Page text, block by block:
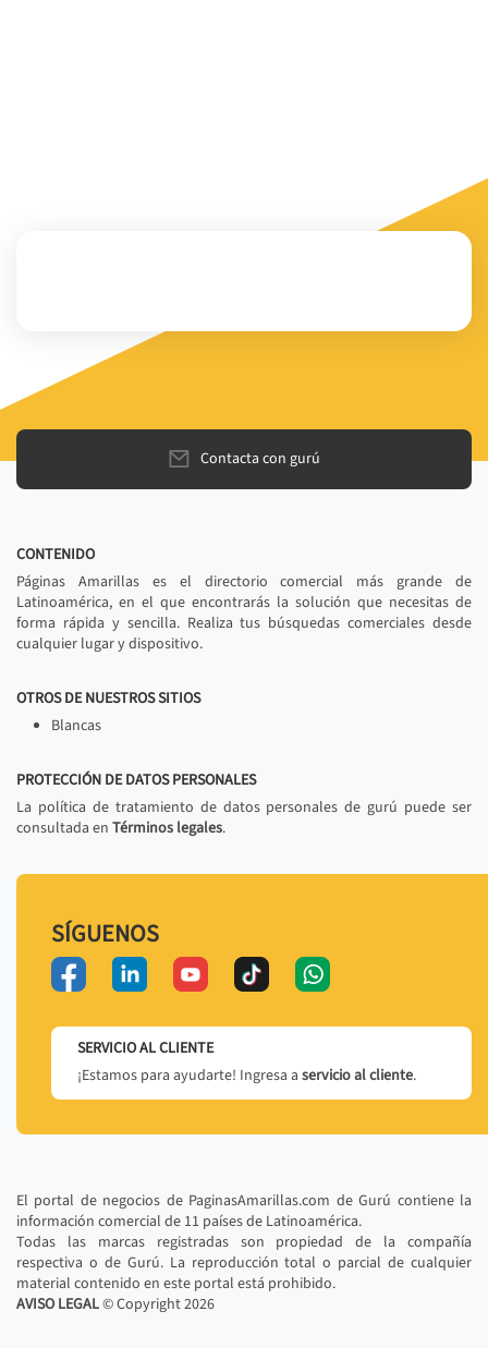
Contacta con gurú
CONTENIDO
Páginas Amarillas es el directorio comercial más grande de
Latinoamérica, en el que encontrarás la solución que necesitas de
forma rápida y sencilla. Realiza tus búsquedas comerciales desde
cualquier lugar y dispositivo.
OTROS DE NUESTROS SITIOS
Blancas
PROTECCIÓN DE DATOS PERSONALES
La política de tratamiento de datos personales de gurú puede ser
consultada en Términos legales.
SÍGUENOS
SERVICIO AL CLIENTE
¡Estamos para ayudarte! Ingresa a servicio al cliente.
El portal de negocios de PaginasAmarillas.com de Gurú contiene la
información comercial de 11 países de Latinoamérica.
Todas las marcas registradas son propiedad de la compañía
respectiva o de Gurú. La reproducción total o parcial de cualquier
material contenido en este portal está prohibido.
AVISO LEGAL© Copyright2026